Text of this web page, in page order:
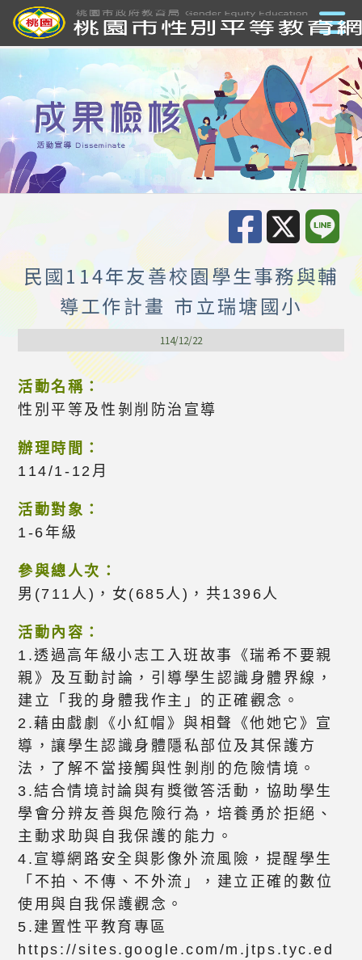
民國114年友善校園學生事務與輔
導工作計畫 市立瑞塘國小
114/12/22
活動名稱：
性別平等及性剝削防治宣導
辦理時間：
114/1-12月
活動對象：
1-6年級
參與總人次：
男(711人)，女(685人)，共1396人
活動內容：
1.透過高年級小志工入班故事《瑞希不要親
親》及互動討論，引導學生認識身體界線，
建立「我的身體我作主」的正確觀念。
2.藉由戲劇《小紅帽》與相聲《他她它》宣
導，讓學生認識身體隱私部位及其保護方
法，了解不當接觸與性剝削的危險情境。
3.結合情境討論與有獎徵答活動，協助學生
學會分辨友善與危險行為，培養勇於拒絕、
主動求助與自我保護的能力。
4.宣導網路安全與影像外流風險，提醒學生
「不拍、不傳、不外流」，建立正確的數位
使用與自我保護觀念。
5.建置性平教育專區
https://sites.google.com/m.jtps.tyc.ed